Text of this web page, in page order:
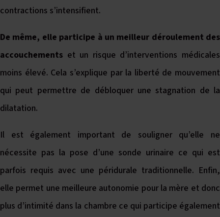
contractions s’intensifient.
De même, elle participe à un meilleur déroulement des
accouchements et un risque d’interventions médicales
moins élevé. Cela s’explique par la liberté de mouvement
qui peut permettre de débloquer une stagnation de la
dilatation.
Il est également important de souligner qu’elle ne
nécessite pas la pose d’une sonde urinaire ce qui est
parfois requis avec une péridurale traditionnelle. Enfin,
elle permet une meilleure autonomie pour la mère et donc
plus d’intimité dans la chambre ce qui participe également